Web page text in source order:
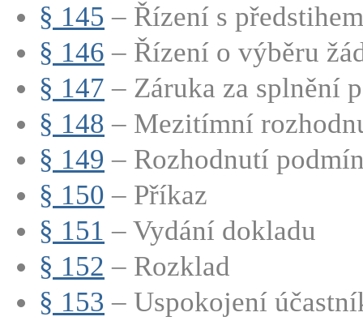
§ 145 – Řízení s
§ 146 – Řízení o výběru
§ 147 – Záruka za splnění
§ 148 – Mezitímní
§ 149 – Rozhodnutí
§ 150 – Příkaz
§ 151 – Vydání dokladu
§ 152 – Rozklad
§ 153 – Uspokojení